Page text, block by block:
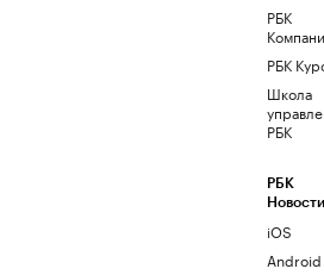
РБК
РБК
Школа
РБК
РБК
Новости
iOS
Android